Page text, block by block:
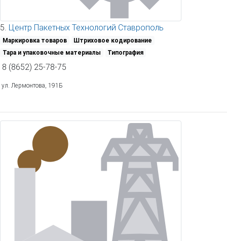
5. Центр Пакетных Технологий Ставрополь
Маркировка товаров
Штриховое кодирование
Тара и упаковочные материалы
Типография
8 (8652) 25-78-75
ул. Лермонтова, 191Б